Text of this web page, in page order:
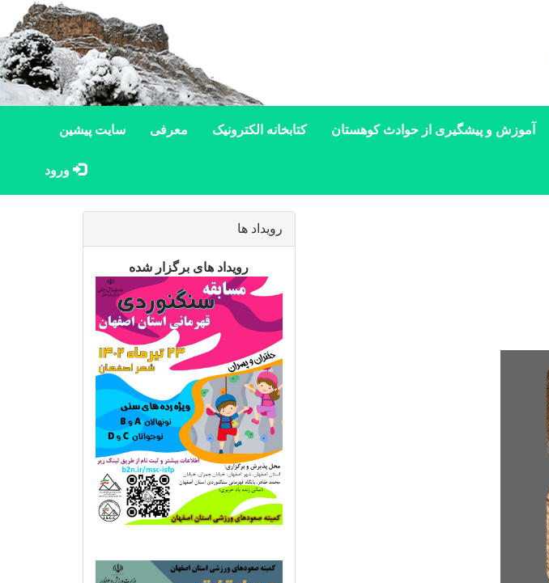
آموزش و پیشگیری از حوادث کوهستان کتابخانه الکترونیک معرفی سایت پیشین
ورود
رویداد ها
رویداد های برگزار شده